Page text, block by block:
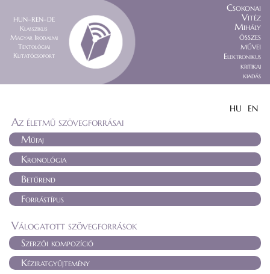
HUN–REN–DE
Klasszikus
Magyar Irodalmi
Textológiai
Kutatócsoport
Csokonai
Vitéz
Mihály
összes
művei
Elektronikus
kritikai
kiadás
HU EN
Az életmű szövegforrásai
Műfaj
Kronológia
Betűrend
Forrástípus
Válogatott szövegforrások
Szerzői kompozíció
Kéziratgyűjtemény